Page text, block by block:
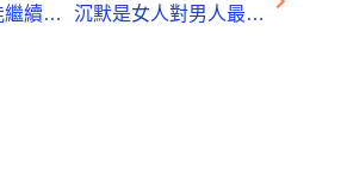
出軌的婚姻還能繼續幸福嗎？ 沉默是女人對男人最大的失望！